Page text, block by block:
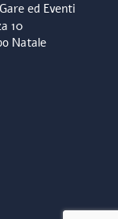
ed Eventi
10
Natale